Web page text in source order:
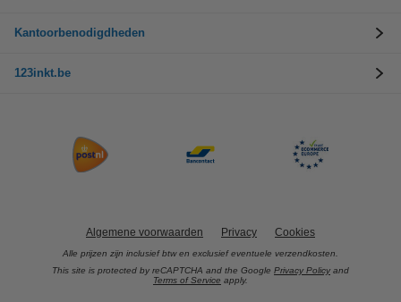
Kantoorbenodigdheden
123inkt.be
Algemene voorwaarden Privacy Cookies
Alle prijzen zijn inclusief btw en exclusief eventuele verzendkosten.
This site is protected by reCAPTCHA and the Google Privacy Policy and
Terms of Service apply.